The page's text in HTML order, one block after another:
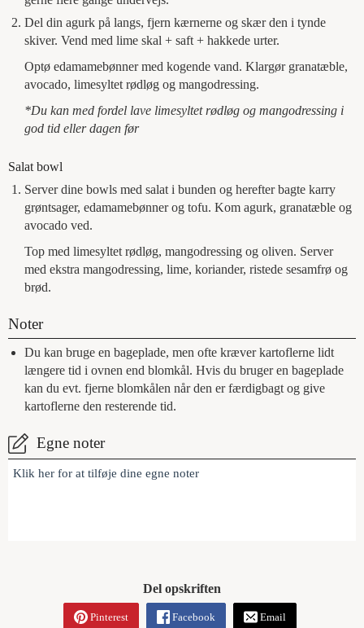
Del din agurk på langs, fjern kærnerne og skær den i tynde
skiver. Vend med lime skal + saft + hakkede urter.
Optø edamamebønner med kogende vand. Klargør granatæble,
avocado, limesyltet rødløg og mangodressing.
*Du kan med fordel lave limesyltet rødløg og mangodressing i
god tid eller dagen før
Salat bowl
Server dine bowls med salat i bunden og herefter bagte karry
grøntsager, edamamebønner og tofu. Kom agurk, granatæble og
avocado ved.
Top med limesyltet rødløg, mangodressing og oliven. Server
med ekstra mangodressing, lime, koriander, ristede sesamfrø og
brød.
Noter
Du kan bruge en bageplade, men ofte kræver kartoflerne lidt
længere tid i ovnen end blomkål. Hvis du bruger en bageplade
kan du evt. fjerne blomkålen når den er færdigbagt og give
kartoflerne den resterende tid.
Egne noter
Klik her for at tilføje dine egne noter
Del opskriften
Pinterest Facebook Email